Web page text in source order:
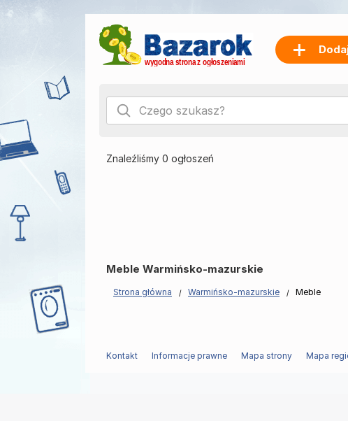
Znaleźliśmy 0 ogłoszeń
Meble Warmińsko-mazurskie
Strona główna Warmińsko-mazurskie Meble
Kontakt Informacje prawne Mapa strony Mapa